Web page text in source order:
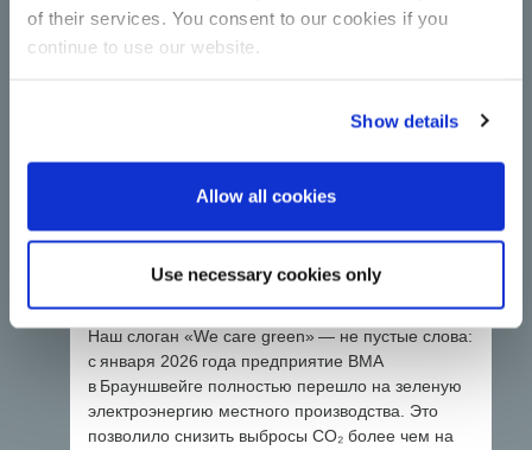
of their services. You consent to our cookies if you
continue to use our website.
Show details
Allow all cookies
Use necessary cookies only
Важный шаг на пути
к декарбонизации: BMA переходит
на зеленую электроэнергию
Наш слоган «We care green» — не пустые слова:
с января 2026 года предприятие BMA
в Брауншвейге полностью перешло на зеленую
электроэнергию местного производства. Это
позволило снизить выбросы CO₂ более чем на